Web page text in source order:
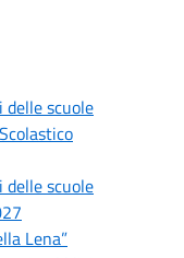
scuole
scuole
Lena”